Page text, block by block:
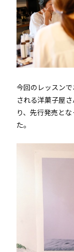
今回のレッスン
される洋菓子屋
り、先行発売と
た。